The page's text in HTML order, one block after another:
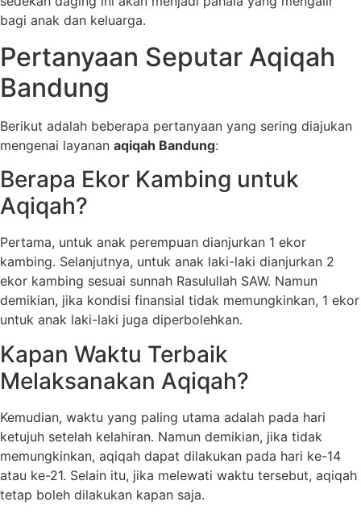
bagi anak dan keluarga.
Pertanyaan Seputar Aqiqah
Bandung
Berikut adalah beberapa pertanyaan yang sering diajukan
mengenai layanan aqiqah Bandung:
Berapa Ekor Kambing untuk
Aqiqah?
Pertama, untuk anak perempuan dianjurkan 1 ekor
kambing. Selanjutnya, untuk anak laki-laki dianjurkan 2
ekor kambing sesuai sunnah Rasulullah SAW. Namun
demikian, jika kondisi finansial tidak memungkinkan, 1 ekor
untuk anak laki-laki juga diperbolehkan.
Kapan Waktu Terbaik
Melaksanakan Aqiqah?
Kemudian, waktu yang paling utama adalah pada hari
ketujuh setelah kelahiran. Namun demikian, jika tidak
memungkinkan, aqiqah dapat dilakukan pada hari ke-14
atau ke-21. Selain itu, jika melewati waktu tersebut, aqiqah
tetap boleh dilakukan kapan saja.